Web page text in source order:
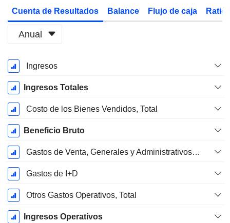
Cuenta de Resultados Balance Flujo de caja
Anual
Período
fiscal:
Diciembre
Ingresos
Ingresos Totales
Costo de los Bienes Vendidos, Total
Beneficio Bruto
Gastos de Venta, Generales y Administrativos, Total
Gastos de I+D
Otros Gastos Operativos, Total
Ingresos Operativos